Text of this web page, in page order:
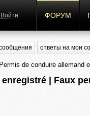
Войти ФОРУМ
ответы на мои
de conduire allemand
| Faux